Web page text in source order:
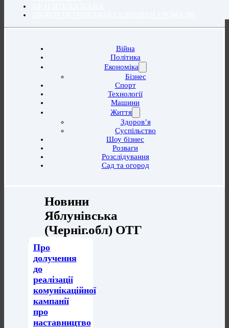
Війна
Політика
Економіка
Бізнес
Спорт
Технології
Машини
Життя
Здоров’я
Суспільство
Шоу бізнес
Розваги
Розслідування
Сад та огород
Новини
Яблунівська
(Черніг.обл) ОТГ
Про
долучення
до
реалізації
комунікаційної
кампанії
про
наставництво